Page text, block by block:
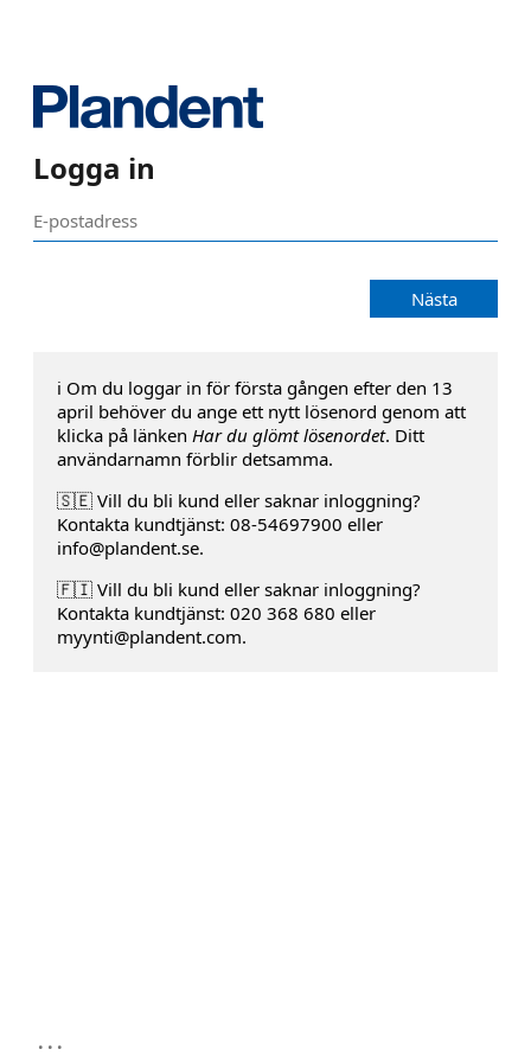
Logga in
Nästa
ℹ️ Om du loggar in för första gången efter den 13
april behöver du ange ett nytt lösenord genom att
klicka på länken Har du glömt lösenordet. Ditt
användarnamn förblir detsamma.
🇸🇪 Vill du bli kund eller saknar inloggning?
Kontakta kundtjänst: 08-54697900 eller
info@plandent.se.
🇫🇮 Vill du bli kund eller saknar inloggning?
Kontakta kundtjänst: 020 368 680 eller
myynti@plandent.com.
...